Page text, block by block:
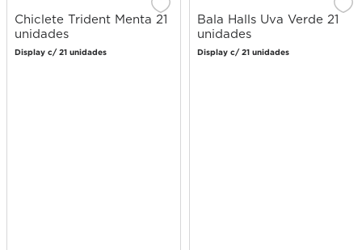
Chiclete Trident Menta 21
unidades
Display c/ 21 unidades
Bala Halls Uva Verde 21
unidades
Display c/ 21 unidades